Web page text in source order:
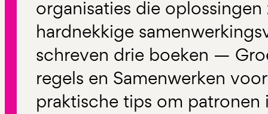
organisaties die
hardnekkige
schreven drie boeken —
regels en Samenwerken
praktische tips om patronen